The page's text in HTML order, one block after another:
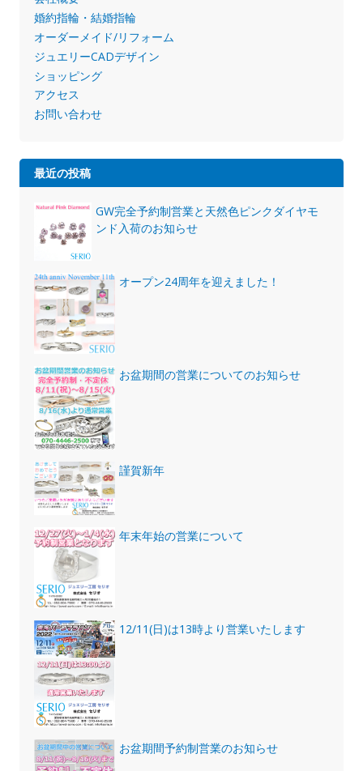
婚約指輪・結婚指輪
オーダーメイド/リフォーム
ジュエリーCADデザイン
ショッピング
アクセス
お問い合わせ
最近の投稿
GW完全予約制営業と天然色ピンクダイヤモ
ンド入荷のお知らせ
オープン24周年を迎えました！
お盆期間の営業についてのお知らせ
謹賀新年
年末年始の営業について
12/11(日)は13時より営業いたします
お盆期間予約制営業のお知らせ